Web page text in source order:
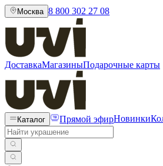
Москва 8 800 302 27 08
ДоставкаМагазиныПодарочные карты
Каталог Прямой эфирНовинки